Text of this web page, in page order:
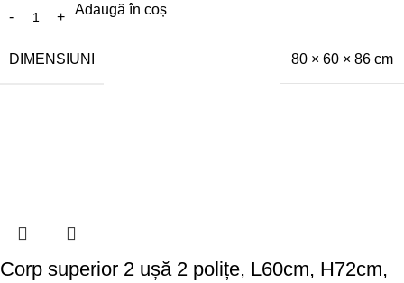
Adaugă în coș
DIMENSIUNI 80 × 60 × 86 cm
Corp superior 2 ușă 2 polițe, L60cm, H72cm,